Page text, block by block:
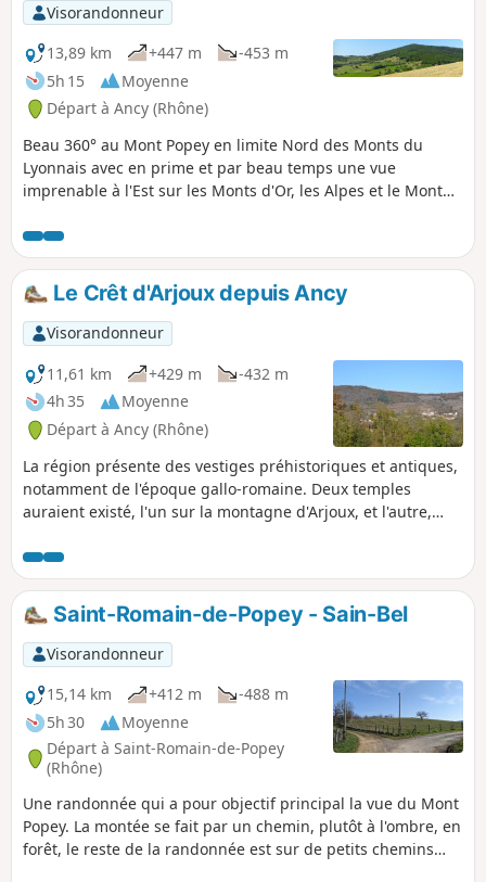
Visorandonneur
13,89 km
+447 m
-453 m
5h 15
Moyenne
Départ à Ancy (Rhône)
Beau 360° au Mont Popey en limite Nord des Monts du
Lyonnais avec en prime et par beau temps une vue
imprenable à l'Est sur les Monts d'Or, les Alpes et le Mont
bien tracé avec de très beaux points de vue. Une aire
d'envol de parapentes où, avec de bonnes conditions
météo, on peut apprécier le spectacle qui nous est offert !
Une montée au Mont Popey et une descente sur le Mas
Saint-Jean un peu raides, mais on prend son temps !
Le Crêt d'Arjoux depuis Ancy
Visorandonneur
11,61 km
+429 m
-432 m
4h 35
Moyenne
Départ à Ancy (Rhône)
La région présente des vestiges préhistoriques et antiques,
notamment de l'époque gallo-romaine. Deux temples
auraient existé, l'un sur la montagne d'Arjoux, et l'autre,
furent exploitées tout près d'ici vers le XVe siècle.
Saint-Romain-de-Popey - Sain-Bel
Visorandonneur
15,14 km
+412 m
-488 m
5h 30
Moyenne
Départ à Saint-Romain-de-Popey
(Rhône)
Une randonnée qui a pour objectif principal la vue du Mont
Popey. La montée se fait par un chemin, plutôt à l'ombre, en
forêt, le reste de la randonnée est sur de petits chemins